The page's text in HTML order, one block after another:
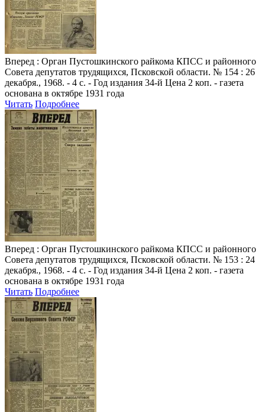
Вперед : Орган Пустошкинского райкома КПСС и районного
Совета депутатов трудящихся, Псковской области. № 154 : 26
декабря., 1968. - 4 с. - Год издания 34-й Цена 2 коп. - газета
основана в октябре 1931 года
Читать Подробнее
Вперед : Орган Пустошкинского райкома КПСС и районного
Совета депутатов трудящихся, Псковской области. № 153 : 24
декабря., 1968. - 4 с. - Год издания 34-й Цена 2 коп. - газета
основана в октябре 1931 года
Читать Подробнее